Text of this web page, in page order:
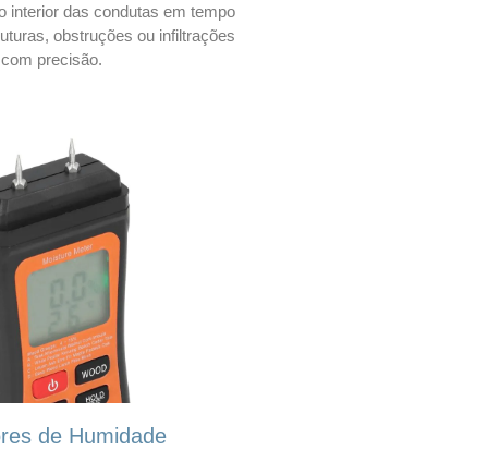
interior das condutas em tempo
obstruções ou infiltrações
com precisão.
de Humidade